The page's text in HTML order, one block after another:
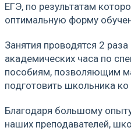
ЕГЭ, по результатам
оптимальную форму
Занятия проводятся 2
академических часа по
пособиям, позволяющим
подготовить школьника
Благодаря большому
наших преподавателей,